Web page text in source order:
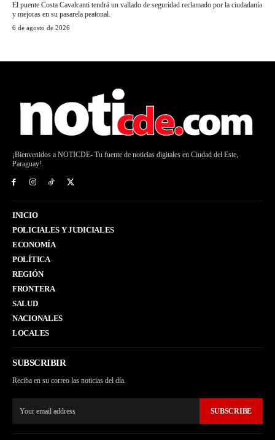
El puente Costa Cavalcanti tendrá un vallado de seguridad reclamado por la ciudadanía
y mejoras en su pasarela peatonal.
6 de agosto de 2026
¡Bienvenidos a NOTICDE- Tu fuente de noticias digitales en Ciudad del Este,
Paraguay!.
INICIO
POLICIALES Y JUDICIALES
ECONOMÍA
POLÍTICA
REGIÓN
FRONTERA
SALUD
NACIONALES
LOCALES
SUBSCRIBIR
Reciba en su correo las noticias del día.
SUBSCRIBE